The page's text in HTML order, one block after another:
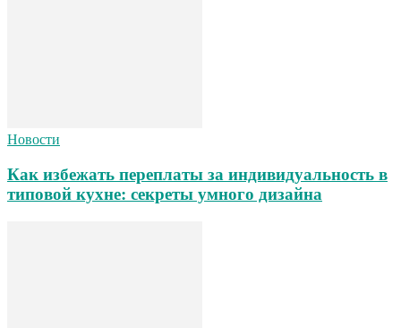
Новости
Как избежать переплаты за индивидуальность в
типовой кухне: секреты умного дизайна